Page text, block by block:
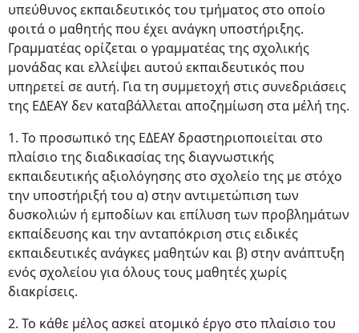
υπεύθυνος εκπαιδευτικός του τμήματος στο οποίο
φοιτά ο μαθητής που έχει ανάγκη υποστήριξης.
Γραμματέας ορίζεται ο γραμματέας της σχολικής
μονάδας και ελλείψει αυτού εκπαιδευτικός που
υπηρετεί σε αυτή. Για τη συμμετοχή στις συνεδριάσεις
της ΕΔΕΑΥ δεν καταβάλλεται αποζημίωση στα μέλή της.
1. Το προσωπικό της ΕΔΕΑΥ δραστηριοποιείται στο
πλαίσιο της διαδικασίας της διαγνωστικής
εκπαιδευτικής αξιολόγησης στο σχολείο της με στόχο
την υποστήριξή του α) στην αντιμετώπιση των
δυσκολιών ή εμποδίων και επίλυση των προβλημάτων
εκπαίδευσης και την ανταπόκριση στις ειδικές
εκπαιδευτικές ανάγκες μαθητών και β) στην ανάπτυξη
ενός σχολείου για όλους τους μαθητές χωρίς
διακρίσεις.
2. Το κάθε μέλος ασκεί ατομικό έργο στο πλαίσιο του